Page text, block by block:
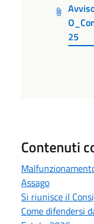
25
Contenuti
Assago
Si riunisce il
Come difendersi